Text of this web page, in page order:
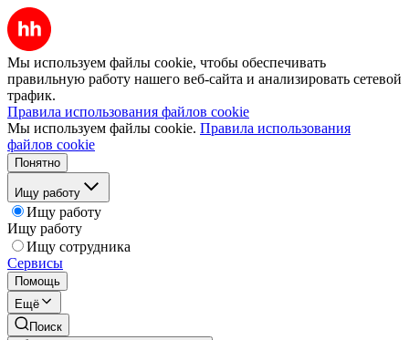
Мы используем файлы cookie, чтобы обеспечивать
правильную работу нашего веб-сайта и анализировать сетевой
трафик.
Правила использования файлов cookie
Мы используем файлы cookie. Правила использования
файлов cookie
Понятно
Ищу работу
Ищу работу
Ищу работу
Ищу сотрудника
Сервисы
Помощь
Ещё
Поиск